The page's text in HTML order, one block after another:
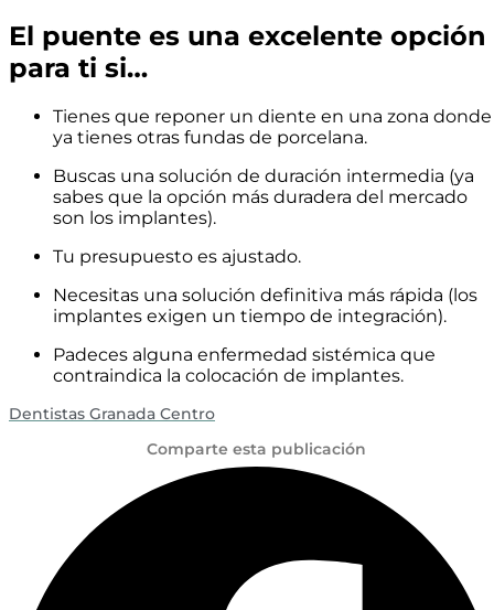
El puente es una excelente opción
para ti si…
Tienes que reponer un diente en una zona donde
ya tienes otras fundas de porcelana.
Buscas una solución de duración intermedia (ya
sabes que la opción más duradera del mercado
son los implantes).
Tu presupuesto es ajustado.
Necesitas una solución definitiva más rápida (los
implantes exigen un tiempo de integración).
Padeces alguna enfermedad sistémica que
contraindica la colocación de implantes.
Dentistas Granada Centro
Comparte esta publicación